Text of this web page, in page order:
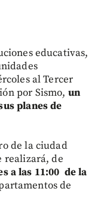
educativas,
al Tercer
por Sismo, un
planes de
de la ciudad
realizará, de
a las 11:00 de la
de